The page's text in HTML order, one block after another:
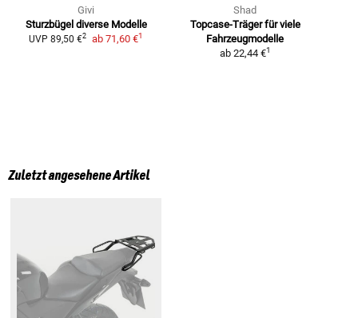
Givi
Sturzbügel diverse Modelle
UVP 89,50 €2 ab 71,60 €1
Shad
Topcase-Träger für viele
Fahrzeugmodelle
ab 22,44 €1
Zuletzt angesehene Artikel